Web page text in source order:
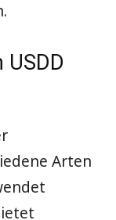
Arten